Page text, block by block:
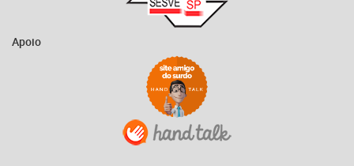
Apoio